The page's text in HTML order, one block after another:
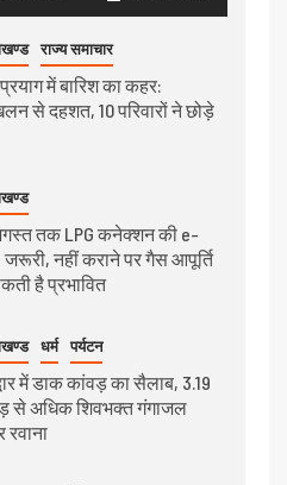
राज्य समाचार
में बारिश का कहर:
से दहशत, 10 परिवारों ने छोड़े
तक LPG कनेक्शन की e-
जरूरी, नहीं कराने पर गैस आपूर्ति
है प्रभावित
धर्म पर्यटन
में डाक कांवड़ का सैलाब, 3.19
से अधिक शिवभक्त गंगाजल